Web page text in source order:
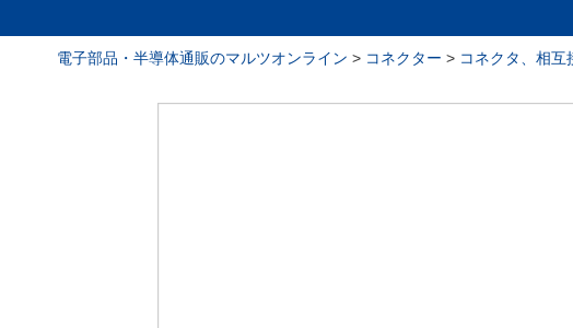
電子部品・半導体通販のマルツオンライン > コネクター > コネクタ、相互